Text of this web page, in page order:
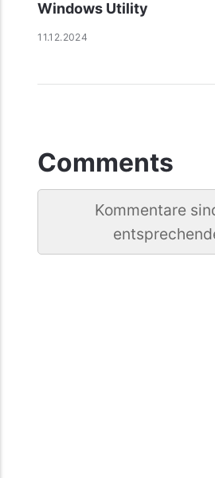
Windows Utility
11.12.2024
Comments
Kommentare